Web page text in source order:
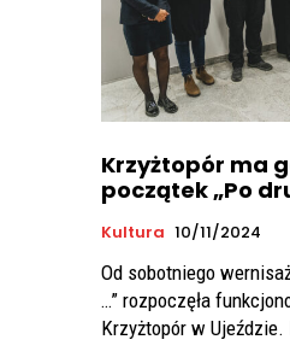
Krzyżtopór ma
początek „Po
Kultura 10/11/2024
Od sobotniego
…” rozpoczęła
Krzyżtopór w